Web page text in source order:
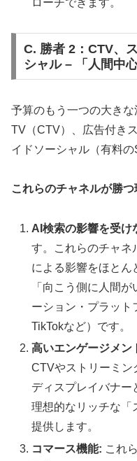
ローチできます。
C. 勝者 2：CTV、
シャル – 「人間中
予算のもう一つの大き
TV（CTV）、広告付き
イドソーシャル（有料
これらのチャネルが勝つ
AI検索の影響を受け
す。これらのチャネ
による影響をほとん
「向こう側に人間
ーション・プラット
TikTokなど）です。
高いエンゲージメン
CTVやストリーミン
ディスプレイバナー
理想的なリッチな「
提供します。
コマース機能: これ